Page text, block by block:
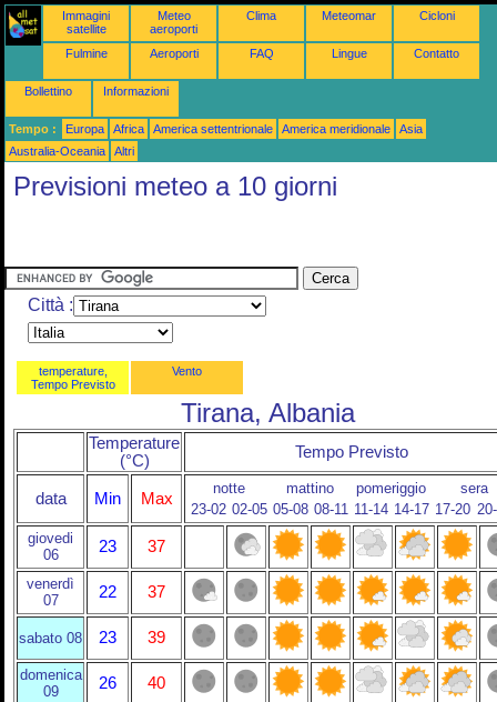
Immagini
satellite
Meteo
aeroporti
Clima Meteomar Cicloni
Fulmine Aeroporti FAQ Lingue Contatto
Bollettino Informazioni
Tempo : Europa Africa America settentrionale America meridionale
Asia
Australia-Oceania
Altri
Previsioni meteo a 10 giorni
Città :
temperature,
Tempo Previsto
Vento
Tirana, Albania
Temperature
(°C)
Tempo Previsto
data Min Max
notte mattino pomeriggio
sera
23-02 02-05 05-08 08-11 11-14 14-17 17-20
giovedi
06
23 37
venerdì
07
22 37
sabato 08 23 39
domenica
09
26 40